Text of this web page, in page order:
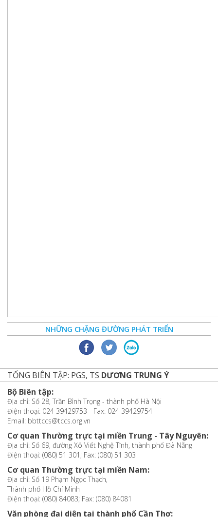
NHỮNG CHẶNG ĐƯỜNG PHÁT TRIỂN
TỔNG BIÊN TẬP: PGS, TS DƯƠNG TRUNG Ý
Bộ Biên tập:
Địa chỉ: Số 28, Trần Bình Trọng - thành phố Hà Nội
Điện thoại: 024 39429753 - Fax: 024 39429754
Email: bbttccs@tccs.org.vn
Cơ quan Thường trực tại miền Trung - Tây Nguyên:
Địa chỉ: Số 69, đường Xô Viết Nghệ Tĩnh, thành phố Đà Nẵng
Điện thoại: (080) 51 301; Fax: (080) 51 303
Cơ quan Thường trực tại miền Nam:
Địa chỉ: Số 19 Phạm Ngọc Thạch,
Thành phố Hồ Chí Minh
Điện thoại: (080) 84083; Fax: (080) 84081
Văn phòng đại diện tại thành phố Cần Thơ: